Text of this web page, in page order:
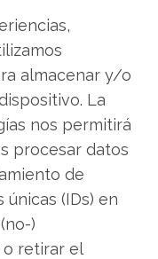
almacenar y/o
La
nos permitirá
procesar datos
de
(IDs) en
)
o retirar el